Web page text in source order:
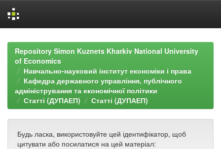
navigationRepository Simon Kuznets Kharkiv National University
of Economics
Навчально-науковий інститут економіки і права
Кафедра державного управління, публічного
адміністрування та економічної політики
Статті (ДУПАЕП)
Статті (ДУПАЕП)
Будь ласка, використовуйте цей ідентифікатор, щоб
цитувати або посилатися на цей матеріал: